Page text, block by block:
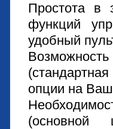
Простота в
функций
удобный
опции на